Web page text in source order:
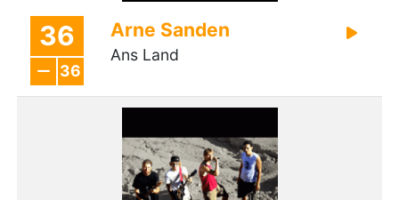
36
36
Arne Sanden
Ans Land